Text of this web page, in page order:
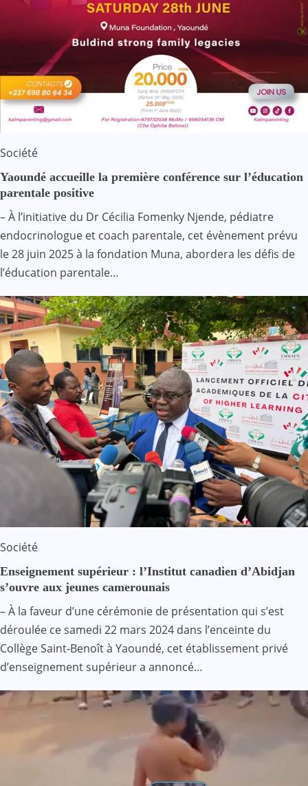
Société
Yaoundé accueille la première conférence sur l’éducation
parentale positive
– À l’initiative du Dr Cécilia Fomenky Njende, pédiatre
endocrinologue et coach parentale, cet évènement prévu
le 28 juin 2025 à la fondation Muna, abordera les défis de
l’éducation parentale…
Société
Enseignement supérieur : l’Institut canadien d’Abidjan
s’ouvre aux jeunes camerounais
– À la faveur d’une cérémonie de présentation qui s’est
déroulée ce samedi 22 mars 2024 dans l’enceinte du
Collège Saint-Benoît à Yaoundé, cet établissement privé
d’enseignement supérieur a annoncé…